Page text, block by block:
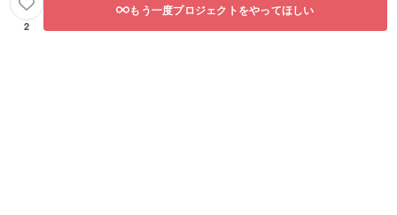
2
もう一度プロジェクトをやってほしい